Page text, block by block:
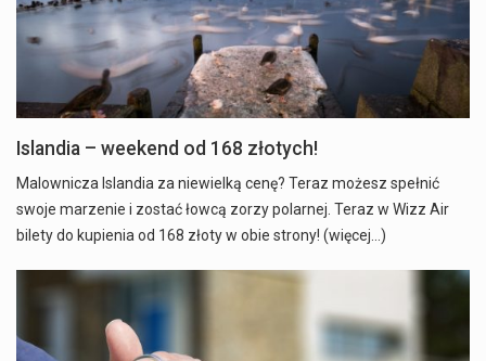
Islandia – weekend od 168 złotych!
Malownicza Islandia za niewielką cenę? Teraz możesz spełnić
swoje marzenie i zostać łowcą zorzy polarnej. Teraz w Wizz Air
bilety do kupienia od 168 złoty w obie strony! (więcej…)